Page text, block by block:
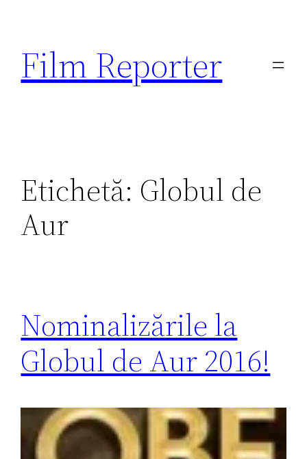
conținut
Film Reporter
Etichetă: Globul de
Aur
Nominalizările la
Globul de Aur 2016!